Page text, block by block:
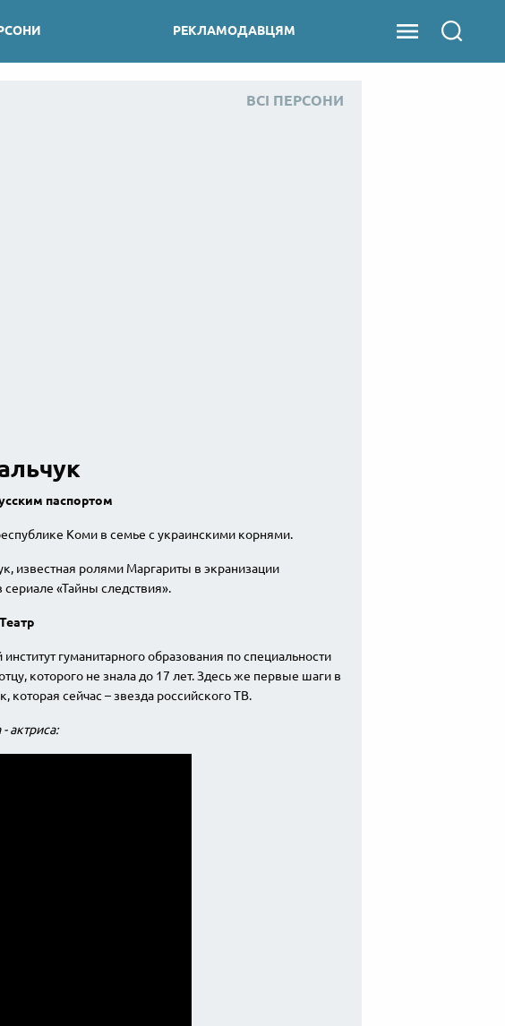
РЕКЛАМОДАВЦЯМ
ВСІ ПЕРСОНИ
паспортом
Коми в семье с украинскими корнями.
известная ролями Маргариты в экранизации
«Тайны следствия».
Театр
гуманитарного образования по специальности
которого не знала до 17 лет. Здесь же первые шаги в
которая сейчас – звезда российского ТВ.
актриса: